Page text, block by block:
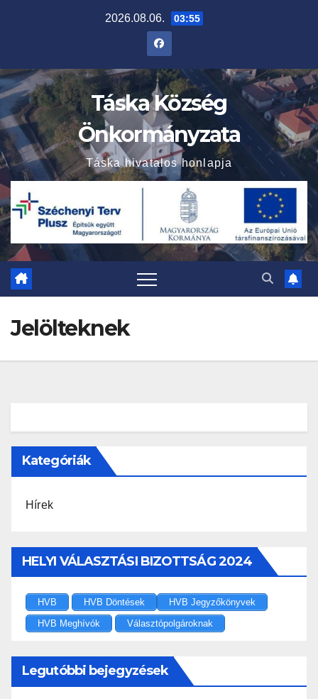
2026.08.06. 03:55
Táska Község
Önkormányzata
Táska hivatalos honlapja
Jelölteknek
Kategóriák
Hírek
HELYI VÁLASZTÁSI BIZOTTSÁG 2024
HVB HVB Döntések
HVB Jegyzőkönyvek
HVB Meghívók
Választópolgároknak
Legutóbbi bejegyzések